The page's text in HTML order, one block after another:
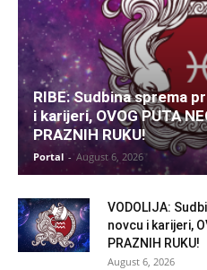
Poruka ili susret može
U vezi: budite iskreni, ali
Posao
Kreativna ideja donosi
Novac
RIBE: Sudbina sprema
i karijeri, OVOG PUTA
PRAZNIH RUKU!
Portal - August 6, 2026
VODOLIJA:
novcu i karijeri,
PRAZNIH RUKU!
August 6, 2026